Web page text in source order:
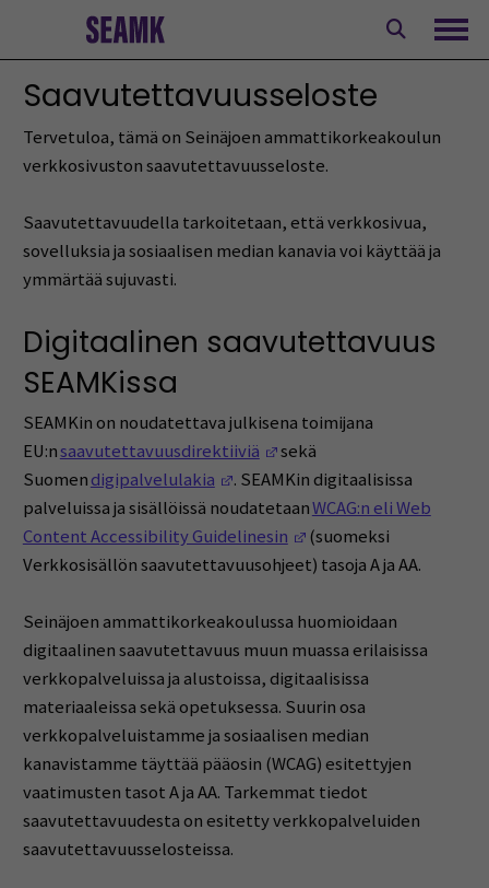
Saavutettavuusseloste
Tervetuloa, tämä on Seinäjoen ammattikorkeakoulun
verkkosivuston saavutettavuusseloste.
Saavutettavuudella tarkoitetaan, että verkkosivua,
sovelluksia ja sosiaalisen median kanavia voi käyttää ja
ymmärtää sujuvasti.
Digitaalinen saavutettavuus
SEAMKissa
SEAMKin on noudatettava julkisena toimijana
EU:nsaavutettavuusdirektiiviä (Avautuu uuteen ikkunaan)
sekä
Suomendigipalvelulakia (Avautuu uuteen ikkunaan)
. SEAMKin digitaalisissa
palveluissa ja sisällöissä noudatetaanWCAG:n eli Web
Content Accessibility Guidelinesin
(Avautuu uuteen
(suomeksi
Verkkosisällön saavutettavuusohjeet) tasoja A ja AA.
Seinäjoen ammattikorkeakoulussa huomioidaan
digitaalinen saavutettavuus muun muassa erilaisissa
verkkopalveluissa ja alustoissa, digitaalisissa
materiaaleissa sekä opetuksessa. Suurin osa
verkkopalveluistamme ja sosiaalisen median
kanavistamme täyttää pääosin (WCAG) esitettyjen
vaatimusten tasot A ja AA. Tarkemmat tiedot
saavutettavuudesta on esitetty verkkopalveluiden
saavutettavuusselosteissa.